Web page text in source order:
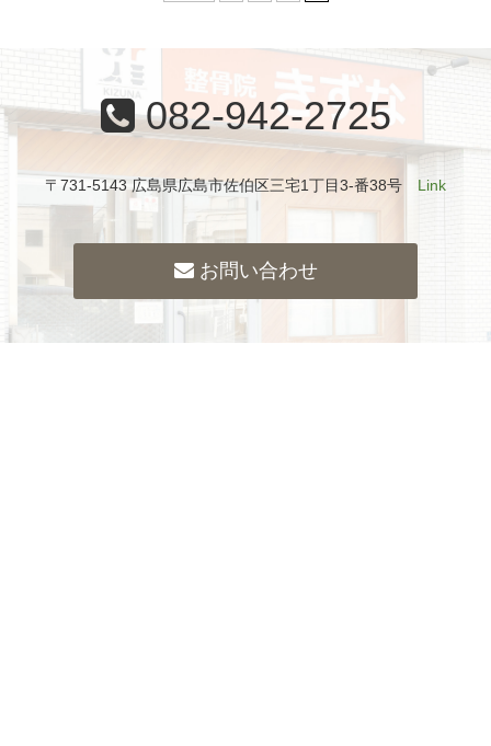
082-942-2725
〒731-5143 広島県広島市佐伯区三宅1丁目3-番38号 Link
お問い合わせ